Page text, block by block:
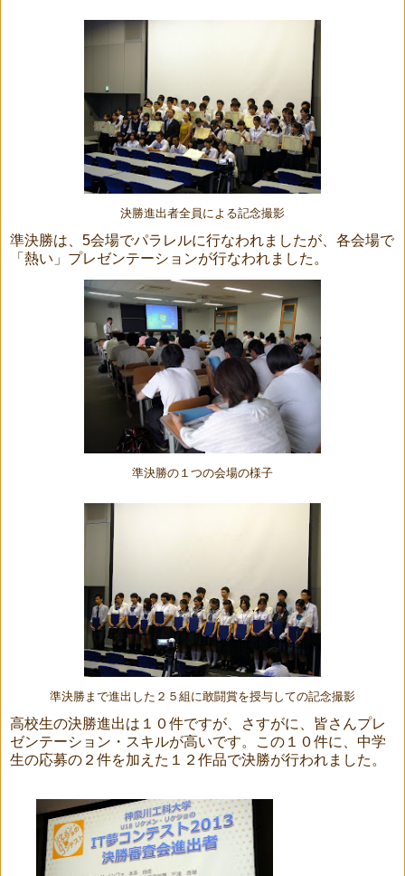
決勝進出者全員による記念撮影
準決勝は、5会場でパラレルに行なわれましたが、各会場で
「熱い」プレゼンテーションが行なわれました。
準決勝の１つの会場の様子
準決勝まで進出した２５組に敢闘賞を授与しての記念撮影
高校生の決勝進出は１０件ですが、さすがに、皆さんプレ
ゼンテーション・スキルが高いです。この１０件に、中学
生の応募の２件を加えた１２作品で決勝が行われました。